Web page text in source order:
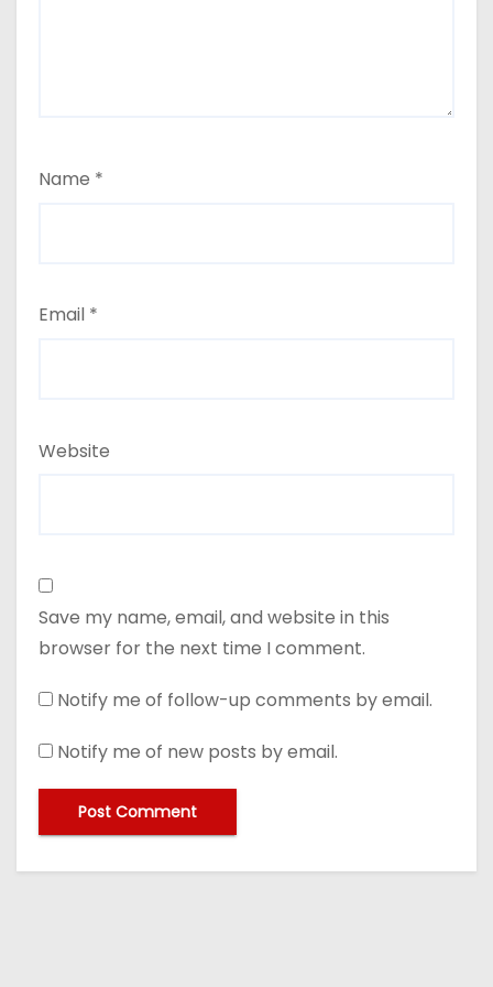
Name *
Email *
Website
Save my name, email, and website in this
browser for the next time I comment.
Notify me of follow-up comments by email.
Notify me of new posts by email.